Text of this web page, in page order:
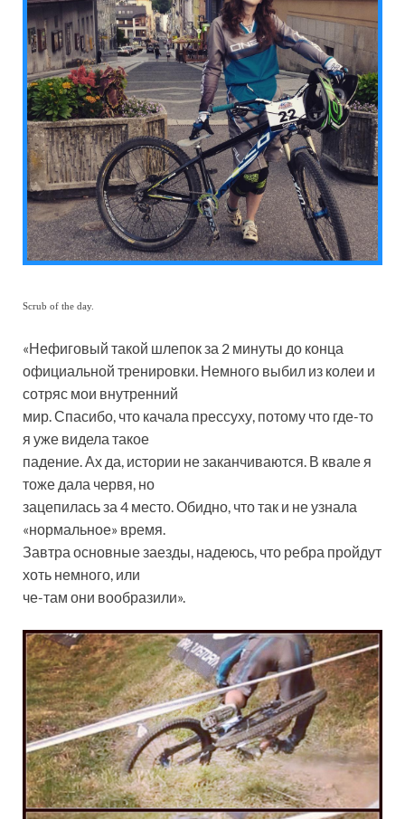
Scrub of the day.
«Нефиговый такой шлепок за 2 минуты до конца
официальной тренировки. Немного выбил из колеи и
сотряс мои внутренний
мир. Спасибо, что качала прессуху, потому что где-то
я уже видела такое
падение. Ах да, истории не заканчиваются. В квале я
тоже дала червя, но
зацепилась за 4 место. Обидно, что так и не узнала
«нормальное» время.
Завтра основные заезды, надеюсь, что ребра пройдут
хоть немного, или
че-там они вообразили».